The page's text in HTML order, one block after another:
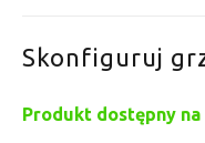
Skonfiguruj
Produkt dostępny